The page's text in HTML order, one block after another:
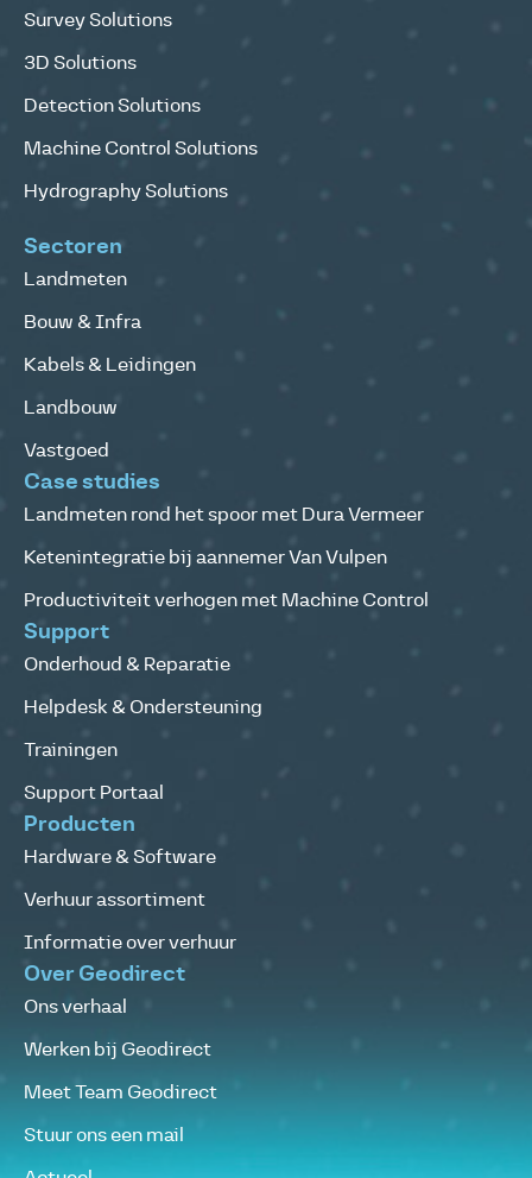
Survey Solutions
3D Solutions
Detection Solutions
Machine Control Solutions
Hydrography Solutions
Sectoren
Landmeten
Bouw & Infra
Kabels & Leidingen
Landbouw
Vastgoed
Case studies
Landmeten rond het spoor met Dura Vermeer
Ketenintegratie bij aannemer Van Vulpen
Productiviteit verhogen met Machine Control
Support
Onderhoud & Reparatie
Helpdesk & Ondersteuning
Trainingen
Support Portaal
Producten
Hardware & Software
Verhuur assortiment
Informatie over verhuur
Over Geodirect
Ons verhaal
Werken bij Geodirect
Meet Team Geodirect
Stuur ons een mail